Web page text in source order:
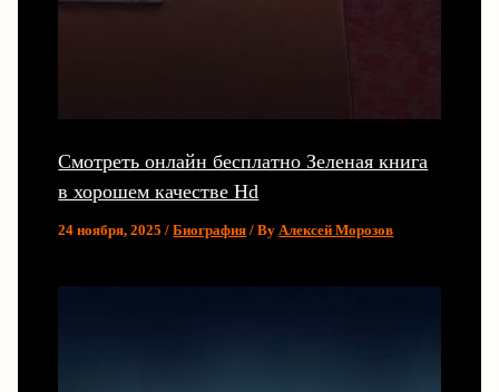
Смотреть онлайн бесплатно Зеленая книга
в хорошем качестве Hd
24 ноября, 2025/Биография / ByАлексей Морозов